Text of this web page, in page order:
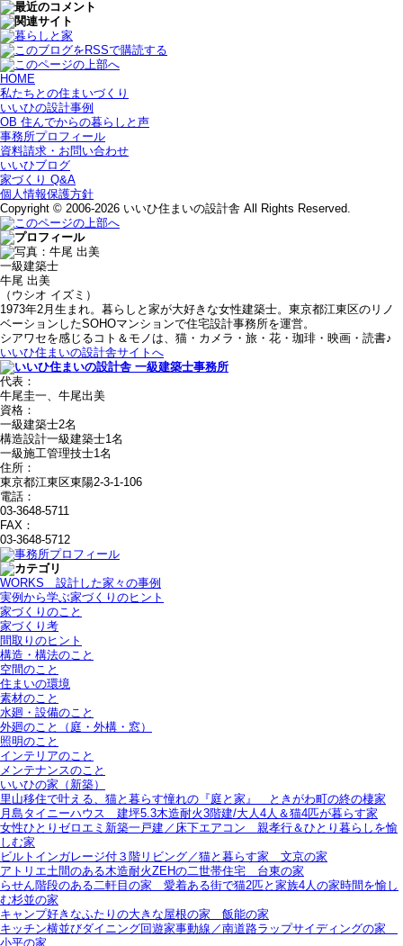
HOME
私たちとの住まいづくり
いいひの設計事例
OB 住んでからの暮らしと声
事務所プロフィール
資料請求・お問い合わせ
いいひブログ
家づくり Q&A
個人情報保護方針
Copyright © 2006-2026 いいひ住まいの設計舎 All Rights Reserved.
一級建築士
牛尾 出美
（ウシオ イズミ）
1973年2月生まれ。暮らしと家が大好きな女性建築士。東京都江東区のリノ
ベーションしたSOHOマンションで住宅設計事務所を運営。
シアワセを感じるコト＆モノは、猫・カメラ・旅・花・珈琲・映画・読書♪
いいひ住まいの設計舎サイトへ
代表：
牛尾圭一、牛尾出美
資格：
一級建築士2名
構造設計一級建築士1名
一級施工管理技士1名
住所：
東京都江東区東陽2-3-1-106
電話：
03-3648-5711
FAX：
03-3648-5712
WORKS＿設計した家々の事例
実例から学ぶ家づくりのヒント
家づくりのこと
家づくり考
間取りのヒント
構造・構法のこと
空間のこと
住まいの環境
素材のこと
水廻・設備のこと
外廻のこと（庭・外構・窓）
照明のこと
インテリアのこと
メンテナンスのこと
いいひの家（新築）
里山移住で叶える、猫と暮らす憧れの『庭と家』＿ときがわ町の終の棲家
月島タイニーハウス＿建坪5.3木造耐火3階建/大人4人＆猫4匹が暮らす家
女性ひとりゼロエミ新築一戸建／床下エアコン＿親孝行＆ひとり暮らしを愉
しむ家
ビルトインガレージ付３階リビング／猫と暮らす家＿文京の家
アトリエ土間のある木造耐火ZEHの二世帯住宅＿台東の家
らせん階段のある二軒目の家＿愛着ある街で猫2匹と家族4人の家時間を愉し
む杉並の家
キャンプ好きなふたりの大きな屋根の家＿飯能の家
キッチン横並びダイニング回遊家事動線／南道路ラップサイディングの家＿
小平の家